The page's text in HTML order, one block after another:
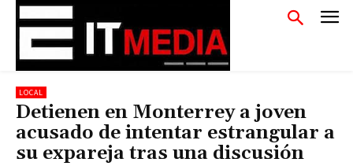
LOCAL
Detienen en Monterrey a joven
acusado de intentar estrangular a
su expareja tras una discusión